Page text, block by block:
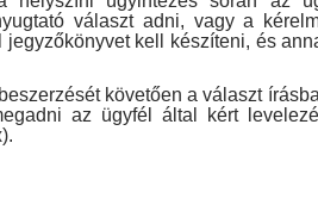
választ adni, vagy a
jegyzőkönyvet kell készíteni, és
követően a választ
az ügyfél által kért